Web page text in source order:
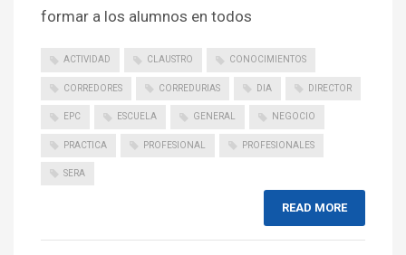
formar a los alumnos en todos
ACTIVIDAD CLAUSTRO CONOCIMIENTOS
CORREDORES CORREDURIAS DIA DIRECTOR
EPC ESCUELA GENERAL NEGOCIO
PRACTICA PROFESIONAL PROFESIONALES
SERA
READ MORE